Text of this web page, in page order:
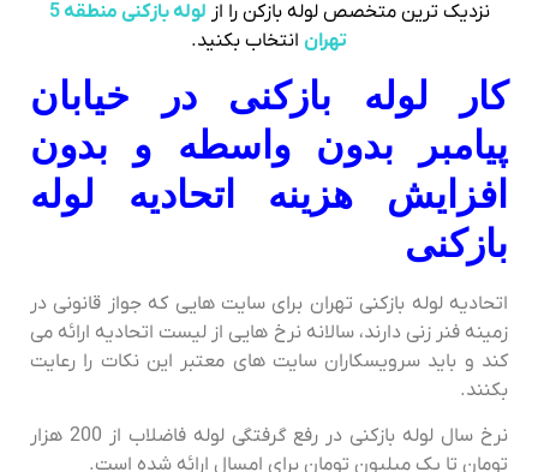
نزدیک ترین متخصص لوله بازکن را از
لوله بازکنی منطقه 5
تهران انتخاب بکنید.
کار لوله بازکنی در خیابان
پیامبر بدون واسطه و بدون
افزایش هزینه اتحادیه لوله
بازکنی
اتحادیه لوله بازکنی تهران برای سایت هایی که جواز قانونی در
زمینه فنر زنی دارند، سالانه نرخ هایی از لیست اتحادیه ارائه می
کند و باید سرویسکاران سایت های معتبر این نکات را رعایت
بکنند.
نرخ سال لوله بازکنی در رفع گرفتگی لوله فاضلاب از 200 هزار
تومان تا یک میلیون تومان برای امسال ارائه شده است.